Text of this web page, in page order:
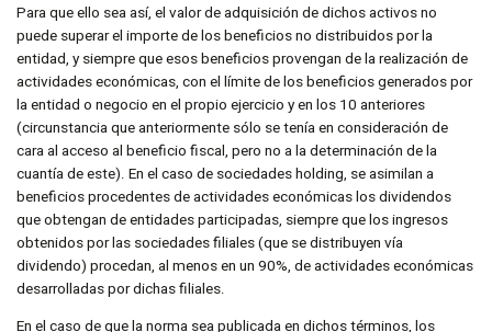
Para que ello sea así, el valor de adquisición de dichos activos no
puede superar el importe de los beneficios no distribuidos por la
entidad, y siempre que esos beneficios provengan de la realización de
actividades económicas, con el límite de los beneficios generados por
la entidad o negocio en el propio ejercicio y en los 10 anteriores
(circunstancia que anteriormente sólo se tenía en consideración de
cara al acceso al beneficio fiscal, pero no a la determinación de la
cuantía de este). En el caso de sociedades holding, se asimilan a
beneficios procedentes de actividades económicas los dividendos
que obtengan de entidades participadas, siempre que los ingresos
obtenidos por las sociedades filiales (que se distribuyen vía
dividendo) procedan, al menos en un 90%, de actividades económicas
desarrolladas por dichas filiales.
En el caso de que la norma sea publicada en dichos términos, los